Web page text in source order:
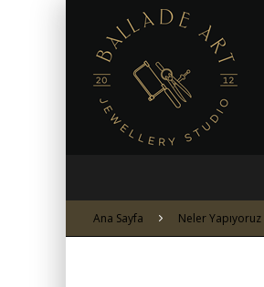
Ana Sayfa Neler Yapıyoruz